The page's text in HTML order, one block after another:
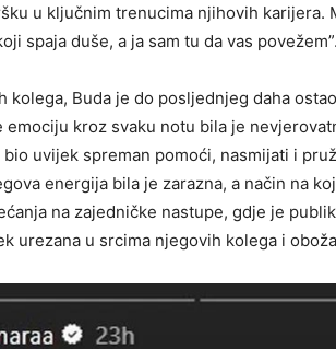
u ključnim trenucima njihovih karijera.
spaja duše, a ja sam tu da vas povežem”.
kolega, Buda je do posljednjeg daha
kroz svaku notu bila je
uvijek spreman pomoći, nasmijati i
energija bila je zarazna, a način na
na zajedničke nastupe, gdje je
urezana u srcima njegovih kolega i